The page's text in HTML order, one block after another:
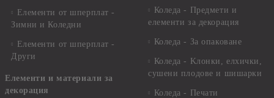
Елементи от шперплат -
Зимни и Коледни
Елементи от шперплат -
Други
Елементи и материали за
декорация
Коледа - Предмети и
елементи за декорация
Коледа - За опаковане
Коледа - Kлонки, елхички,
сушени плодове и шишарки
Коледа - Печати